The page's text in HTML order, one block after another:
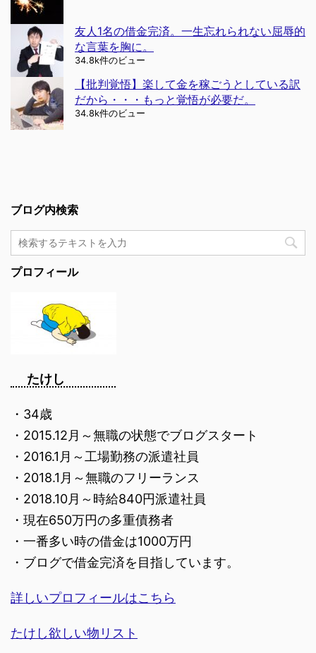
友人1名の借金完済。一生忘れられない屈辱的
な言葉を胸に。
34.8k件のビュー
【批判覚悟】楽して金を稼ごうとしている訳
だから・・・もっと覚悟が必要だ。
34.8k件のビュー
ブログ内検索
プロフィール
たけし
・34歳
・2015.12月～無職の状態でブログスタート
・2016.1月～工場勤務の派遣社員
・2018.1月～無職のフリーランス
・2018.10月～時給840円派遣社員
・現在650万円の多重債務者
・一番多い時の借金は1000万円
・ブログで借金完済を目指しています。
詳しいプロフィールはこちら
たけし欲しい物リスト